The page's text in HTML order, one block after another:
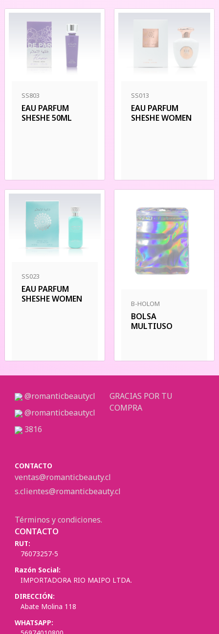
SS803
EAU PARFUM
SHESHE 50ML
SS013
EAU PARFUM
SHESHE WOMEN
SS023
EAU PARFUM
SHESHE WOMEN
B-HOLOM
BOLSA
MULTIUSO
@romanticbeautycl
@romanticbeautycl
3816
CONTACTO
ventas@romanticbeauty.cl
s.clientes@romanticbeauty.cl
Términos y condiciones.
GRACIAS POR TU
COMPRA
CONTACTO
RUT:
76073257-5
Razón Social:
IMPORTADORA RIO MAIPO LTDA.
DIRECCIÓN:
Abate Molina 118
WHATSAPP: